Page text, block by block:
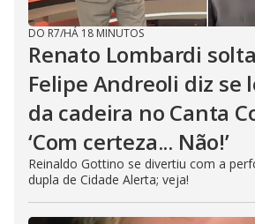
DO R7/HÁ 18 MINUTOS
Renato Lombardi
Felipe Andreoli diz se
da cadeira no Canta
‘Com certeza... Não!’
Reinaldo Gottino se divertiu com a
dupla de Cidade Alerta; veja!